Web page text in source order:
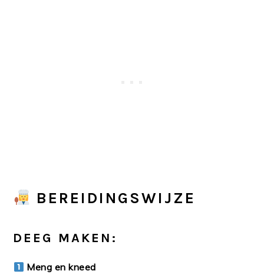
BEREIDINGSWIJZE
DEEG MAKEN:
Meng en kneed